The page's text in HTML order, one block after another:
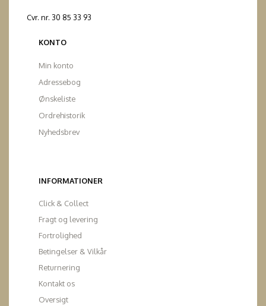
Cvr. nr. 30 85 33 93
KONTO
Min konto
Adressebog
Ønskeliste
Ordrehistorik
Nyhedsbrev
INFORMATIONER
Click & Collect
Fragt og levering
Fortrolighed
Betingelser & Vilkår
Returnering
Kontakt os
Oversigt